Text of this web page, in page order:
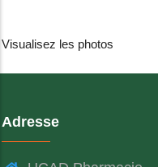
Visualisez les photos
Adresse